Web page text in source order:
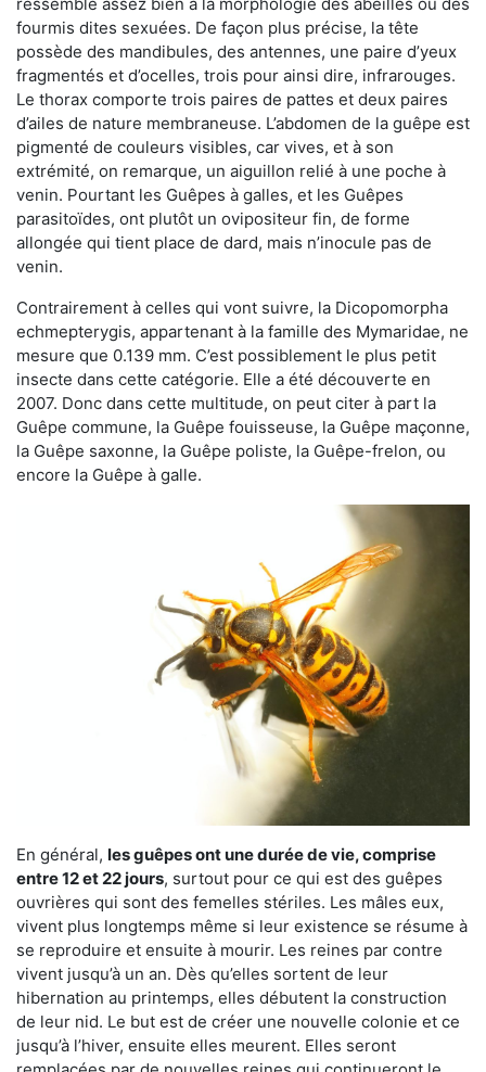
fourmis dites sexuées. De façon plus précise, la tête
possède des mandibules, des antennes, une paire d’yeux
fragmentés et d’ocelles, trois pour ainsi dire, infrarouges.
Le thorax comporte trois paires de pattes et deux paires
d’ailes de nature membraneuse. L’abdomen de la guêpe est
pigmenté de couleurs visibles, car vives, et à son
extrémité, on remarque, un aiguillon relié à une poche à
venin. Pourtant les Guêpes à galles, et les Guêpes
parasitoïdes, ont plutôt un ovipositeur fin, de forme
allongée qui tient place de dard, mais n’inocule pas de
venin.
Contrairement à celles qui vont suivre, la Dicopomorpha
echmepterygis, appartenant à la famille des Mymaridae, ne
mesure que 0.139 mm. C’est possiblement le plus petit
insecte dans cette catégorie. Elle a été découverte en
2007. Donc dans cette multitude, on peut citer à part la
Guêpe commune, la Guêpe fouisseuse, la Guêpe maçonne,
la Guêpe saxonne, la Guêpe poliste, la Guêpe-frelon, ou
encore la Guêpe à galle.
En général, les guêpes ont une durée de vie, comprise
entre 12 et 22 jours, surtout pour ce qui est des guêpes
ouvrières qui sont des femelles stériles. Les mâles eux,
vivent plus longtemps même si leur existence se résume à
se reproduire et ensuite à mourir. Les reines par contre
vivent jusqu’à un an. Dès qu’elles sortent de leur
hibernation au printemps, elles débutent la construction
de leur nid. Le but est de créer une nouvelle colonie et ce
jusqu’à l’hiver, ensuite elles meurent. Elles seront